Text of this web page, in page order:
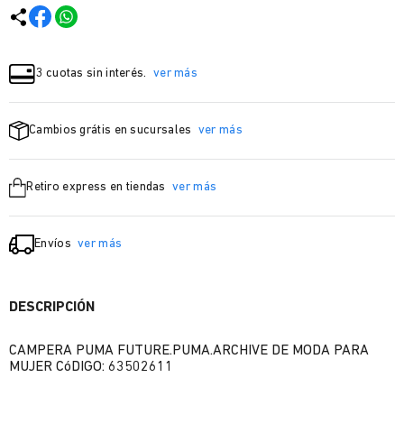
3 cuotas sin interés. ver más
Cambios grátis en sucursales ver más
Retiro express en tiendas ver más
Envíos ver más
DESCRIPCIÓN
CAMPERA PUMA FUTURE.PUMA.ARCHIVE DE MODA PARA
MUJER CóDIGO: 63502611